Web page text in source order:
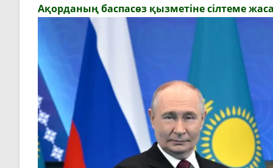
Ақорданың баспасөз қызметіне сілтеме